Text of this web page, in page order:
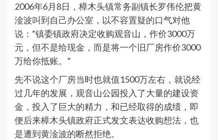
2006年6月8日，樟木头镇常务副镇长罗伟伦把黄
淦波叫到自己办公室，以不容置疑的口气对他
说：“镇委镇政府决定收购观音山，作价3000万
元，但不是给现金，而是将一个旧厂房作价3000
万给你抵账。”
先不说这个厂房当时也就值1500万左右，就说经
过几年的发展，观音山公园投入了大量的建设资
金，投入了巨大的精力，和已经取得的成绩，即
便后来樟木头镇政府正式发文表达收购想法，也
是遭到黄淦波的断然拒绝。